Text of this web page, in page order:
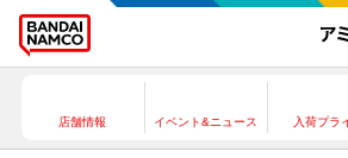
店舗情報 イベント&ニュース 入荷プラ